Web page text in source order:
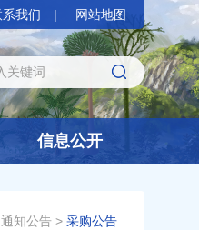
系我们 网站地图
信息公开
通知公告 > 采购公告